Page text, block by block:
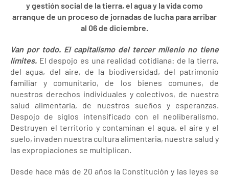
y gestión social de la tierra, el agua y la vida como
arranque de un proceso de jornadas de lucha para arribar
al 06 de diciembre.
Van por todo. El capitalismo del tercer milenio no tiene
límites. El despojo es una realidad cotidiana: de la tierra,
del agua, del aire, de la biodiversidad, del patrimonio
familiar y comunitario, de los bienes comunes, de
nuestros derechos individuales y colectivos, de nuestra
salud alimentaria, de nuestros sueños y esperanzas.
Despojo de siglos intensificado con el neoliberalismo.
Destruyen el territorio y contaminan el agua, el aire y el
suelo, invaden nuestra cultura alimentaria, nuestra salud y
las expropiaciones se multiplican.
Desde hace más de 20 años la Constitución y las leyes se